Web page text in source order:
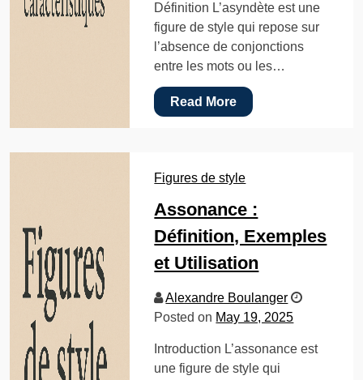
Définition L’asyndète est une
figure de style qui repose sur
l’absence de conjonctions
entre les mots ou les…
Read More
Figures de style
Assonance :
Définition, Exemples
et Utilisation
Alexandre Boulanger
Posted on May 19, 2025
Introduction L’assonance est
une figure de style qui